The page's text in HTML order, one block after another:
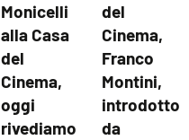
Monicelli
alla Casa
del
Cinema,
oggi
rivediamo
del
Cinema,
Franco
Montini,
introdotto
da